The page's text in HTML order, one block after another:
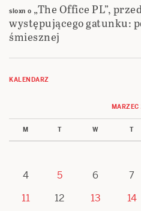
sloxn o „The Office PL”,
występującego gatunku:
śmiesznej
KALENDARZ
M T W T
4
5 6 7
11
12 13 14